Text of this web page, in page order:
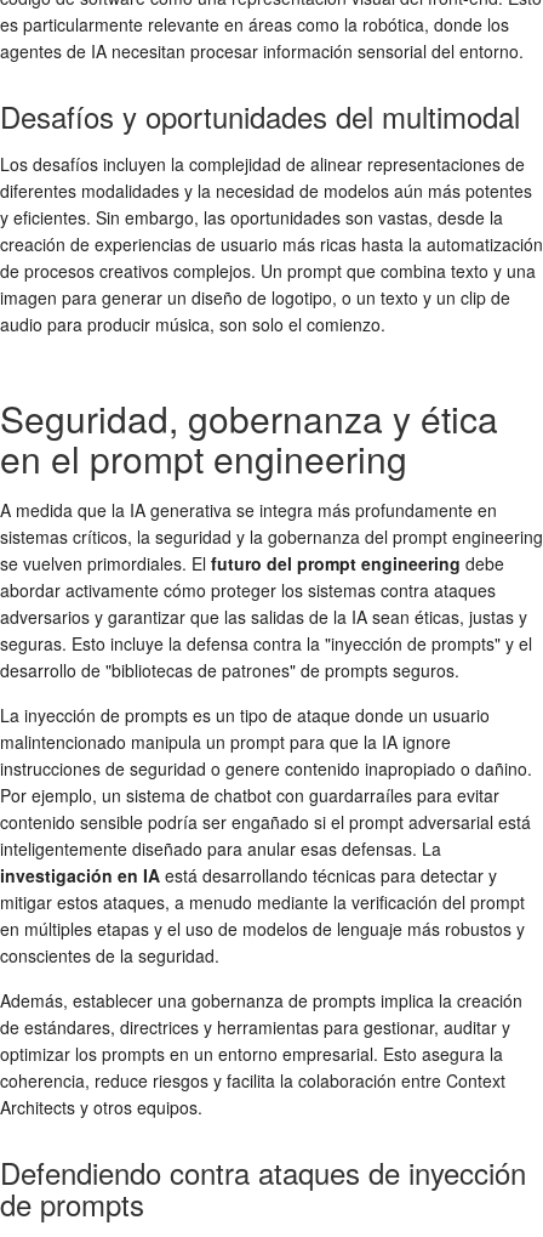
es particularmente relevante en áreas como la robótica, donde los
agentes de IA necesitan procesar información sensorial del entorno.
Desafíos y oportunidades del multimodal
Los desafíos incluyen la complejidad de alinear representaciones de
diferentes modalidades y la necesidad de modelos aún más potentes
y eficientes. Sin embargo, las oportunidades son vastas, desde la
creación de experiencias de usuario más ricas hasta la automatización
de procesos creativos complejos. Un prompt que combina texto y una
imagen para generar un diseño de logotipo, o un texto y un clip de
audio para producir música, son solo el comienzo.
Seguridad, gobernanza y ética
en el prompt engineering
A medida que la IA generativa se integra más profundamente en
sistemas críticos, la seguridad y la gobernanza del prompt engineering
se vuelven primordiales. El futuro del prompt engineering debe
abordar activamente cómo proteger los sistemas contra ataques
adversarios y garantizar que las salidas de la IA sean éticas, justas y
seguras. Esto incluye la defensa contra la "inyección de prompts" y el
desarrollo de "bibliotecas de patrones" de prompts seguros.
La inyección de prompts es un tipo de ataque donde un usuario
malintencionado manipula un prompt para que la IA ignore
instrucciones de seguridad o genere contenido inapropiado o dañino.
Por ejemplo, un sistema de chatbot con guardarraíles para evitar
contenido sensible podría ser engañado si el prompt adversarial está
inteligentemente diseñado para anular esas defensas. La
investigación en IA está desarrollando técnicas para detectar y
mitigar estos ataques, a menudo mediante la verificación del prompt
en múltiples etapas y el uso de modelos de lenguaje más robustos y
conscientes de la seguridad.
Además, establecer una gobernanza de prompts implica la creación
de estándares, directrices y herramientas para gestionar, auditar y
optimizar los prompts en un entorno empresarial. Esto asegura la
coherencia, reduce riesgos y facilita la colaboración entre Context
Architects y otros equipos.
Defendiendo contra ataques de inyección
de prompts